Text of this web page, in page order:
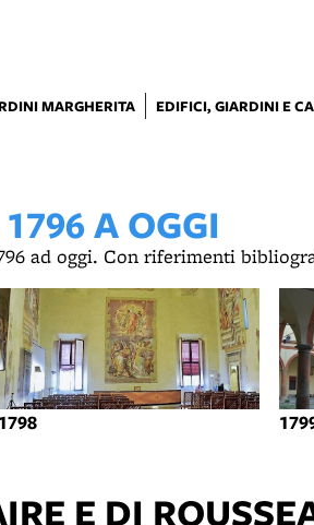
MARGHERITA EDIFICI, GIARDINI E
A OGGI
ad oggi. Con riferimenti
1798
E DI